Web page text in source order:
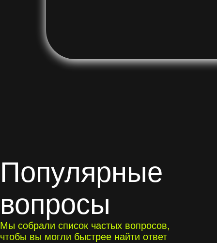
Популярные
вопросы
Мы собрали список частых вопросов,
чтобы вы могли быстрее найти ответ